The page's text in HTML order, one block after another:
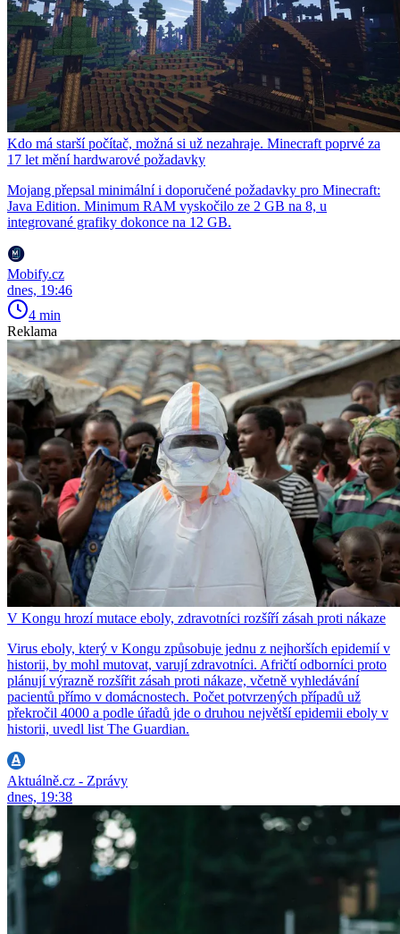
Kdo má starší počítač, možná si už nezahraje. Minecraft poprvé za
17 let mění hardwarové požadavky
Mojang přepsal minimální i doporučené požadavky pro Minecraft:
Java Edition. Minimum RAM vyskočilo ze 2 GB na 8, u
integrované grafiky dokonce na 12 GB.
Mobify.cz
dnes, 19:46
4 min
Reklama
V Kongu hrozí mutace eboly, zdravotníci rozšíří zásah proti nákaze
Virus eboly, který v Kongu způsobuje jednu z nejhorších epidemií v
historii, by mohl mutovat, varují zdravotníci. Afričtí odborníci proto
plánují výrazně rozšířit zásah proti nákaze, včetně vyhledávání
pacientů přímo v domácnostech. Počet potvrzených případů už
překročil 4000 a podle úřadů jde o druhou největší epidemii eboly v
historii, uvedl list The Guardian.
Aktuálně.cz - Zprávy
dnes, 19:38